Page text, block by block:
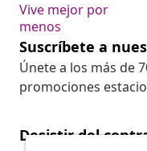
Vive mejor por
menos
Suscríbete a
Únete a los más de
promociones
Desistir del